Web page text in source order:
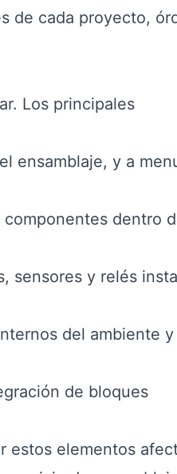
de cada proyecto,
Los principales
ensamblaje, y a
dentro
sensores y relés
del ambiente
de bloques
estos elementos